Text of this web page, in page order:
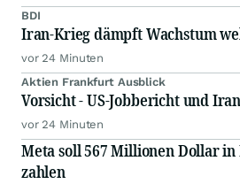
BDI
Iran-Krieg dämpft Wachstum
vor 24 Minuten
Aktien Frankfurt Ausblick
Vorsicht - US-Jobbericht und
vor 24 Minuten
Meta soll 567 Millionen Dollar
zahlen